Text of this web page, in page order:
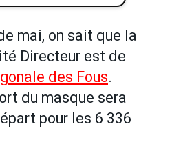
mai, on sait que la
Directeur est de
des Fous.
du masque sera
pour les 6 336